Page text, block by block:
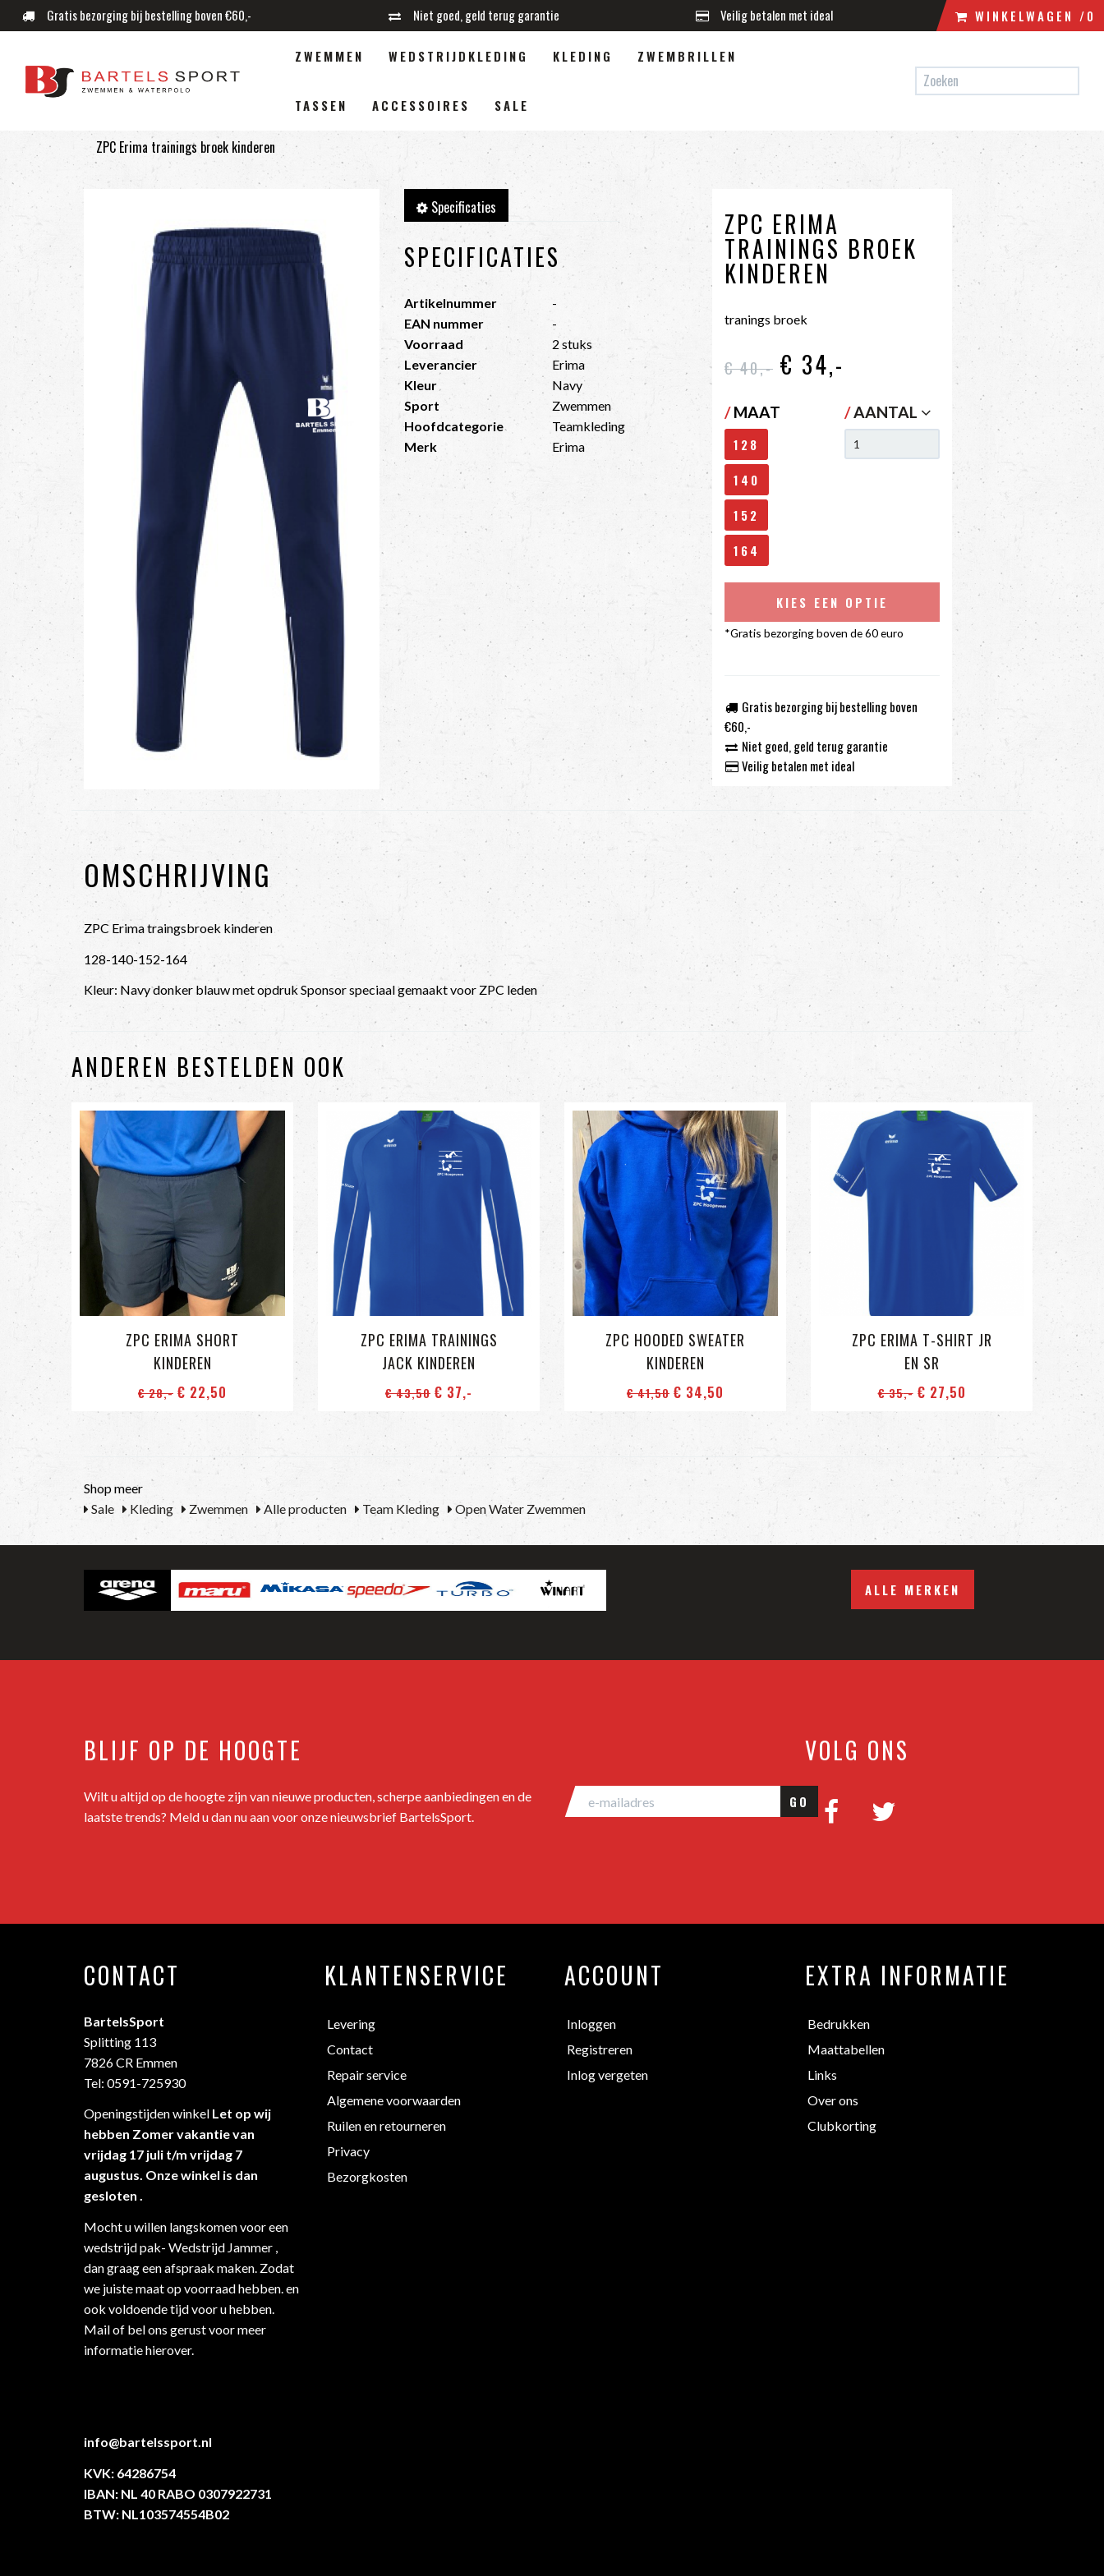
Gratis bezorging bij bestelling boven €60,- Niet goed, geld terug garantie Veilig betalen met ideal WINKELWAGEN /0
WINKELWAGEN
UW WINKELWAGEN IS LEEG.
VUL HEM MET PRODUCTEN.
ZWEMMEN WEDSTRIJDKLEDING KLEDING ZWEMBRILLEN
TASSEN ACCESSOIRES SALE
ZPC Erima trainings broek kinderen
Specificaties
SPECIFICATIES
Artikelnummer
-
EAN nummer
-
Voorraad
2 stuks
Leverancier
Erima
Kleur
Navy
Sport
Zwemmen
Hoofdcategorie
Teamkleding
Merk
Erima
ZPC ERIMA
TRAININGS BROEK
KINDEREN
tranings broek
€ 40,-€ 34,-
/MAAT
128
140
152
164
/AANTAL
KIES EEN OPTIE
*Gratis bezorging boven de 60 euro
Gratis bezorging bij bestelling boven
€60,-
Niet goed, geld terug garantie
Veilig betalen met ideal
OMSCHRIJVING
ZPC Erima traingsbroek kinderen
128-140-152-164
Kleur: Navy donker blauw met opdruk Sponsor speciaal gemaakt voor ZPC leden
ANDEREN BESTELDEN OOK
ZPC ERIMA SHORT
KINDEREN
€ 28,- € 22,50
ZPC ERIMA TRAININGS
JACK KINDEREN
€ 43,50 € 37,-
ZPC HOODED SWEATER
KINDEREN
€ 41,50 € 34,50
ZPC ERIMA T-SHIRT JR
EN SR
€ 35,-€ 27,50
Shop meer
Sale
Kleding Zwemmen Alle producten Team Kleding Open Water Zwemmen
ALLE MERKEN
BLIJF OP DE HOOGTE
Wilt u altijd op de hoogte zijn van nieuwe producten, scherpe aanbiedingen en de
laatste trends? Meld u dan nu aan voor onze nieuwsbrief BartelsSport.
GO
VOLG ONS
CONTACT
BartelsSport
Splitting 113
7826 CR Emmen
Tel: 0591-725930
Openingstijden winkel Let op wij
hebben Zomer vakantie van
vrijdag 17 juli t/m vrijdag 7
augustus. Onze winkel is dan
gesloten .
Mocht u willen langskomen voor een
wedstrijd pak- Wedstrijd Jammer ,
dan graag een afspraak maken. Zodat
we juiste maat op voorraad hebben. en
ook voldoende tijd voor u hebben.
Mail of bel ons gerust voor meer
informatie hierover.
info@bartelssport.nl
KVK: 64286754
IBAN: NL 40 RABO 0307922731
BTW: NL103574554B02
KLANTENSERVICE
Levering
Contact
Repair service
Algemene voorwaarden
Ruilen en retourneren
Privacy
Bezorgkosten
ACCOUNT
Inloggen
Registreren
Inlog vergeten
EXTRA INFORMATIE
Bedrukken
Maattabellen
Links
Over ons
Clubkorting